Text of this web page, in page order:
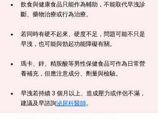
飲食與健康食品只能作為輔助，不能取代早洩診
斷、藥物治療或行為治療。
若同時有硬不起來、硬度不足，問題可能不只是
早洩，也可能與勃起功能障礙有關。
瑪卡、鋅、精胺酸等男性保健食品可作為日常營
養補充，但應注意成分、劑量與檢驗。
早洩若持續 3 個月以上、造成壓力或伴侶不滿，
建議及早諮詢泌尿科醫師。